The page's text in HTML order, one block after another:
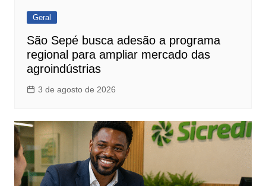
Geral
São Sepé busca adesão a programa
regional para ampliar mercado das
agroindústrias
3 de agosto de 2026